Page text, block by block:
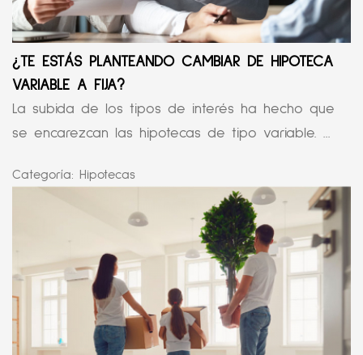
¿TE ESTÁS PLANTEANDO CAMBIAR DE HIPOTECA
VARIABLE A FIJA?
La subida de los tipos de interés ha hecho que
se encarezcan las hipotecas de tipo variable. ...
Categoría: Hipotecas